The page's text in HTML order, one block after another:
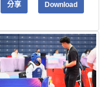
分享 Download